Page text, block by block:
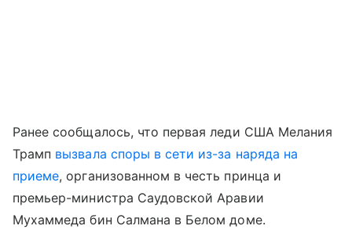
Ранее сообщалось, что первая леди США Мелания
Трамп вызвала споры в сети из-за наряда на
приеме, организованном в честь принца и
премьер-министра Саудовской Аравии
Мухаммеда бин Салмана в Белом доме.